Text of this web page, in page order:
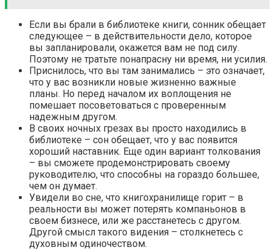
Если вы брали в библиотеке книги, сонник обещает
следующее – в действительности дело, которое
вы запланировали, окажется вам не под силу.
Поэтому не тратьте понапрасну ни время, ни усилия.
Приснилось, что вы там занимались – это означает,
что у вас возникли новые жизненно важные
планы. Но перед началом их воплощения не
помешает посоветоваться с проверенным
надежным другом.
В своих ночных грезах вы просто находились в
библиотеке – сон обещает, что у вас появится
хороший наставник. Еще один вариант толкования
– вы сможете продемонстрировать своему
руководителю, что способны на гораздо большее,
чем он думает.
Увидели во сне, что книгохранилище горит – в
реальности вы может потерять компаньонов в
своем бизнесе, или же расстанетесь с другом.
Другой смысл такого видения – столкнетесь с
духовным одиночеством.